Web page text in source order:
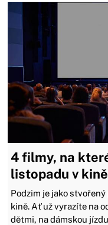
4 filmy, na
listopadu v kině
Podzim je jako
kině. Ať už vyrazíte na
dětmi, na dámskou